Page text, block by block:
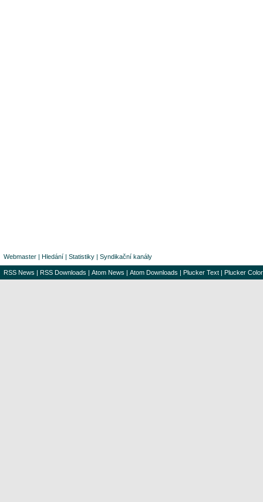
Webmaster | Hledání | Statistiky | Syndikační kanály
RSS News | RSS Downloads | Atom News | Atom Downloads | Plucker Text | Plucker Color